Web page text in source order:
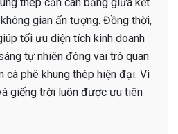
gian ấn tượng. Đồng thời,
tối ưu diện tích kinh doanh
tự nhiên đóng vai trò quan
cà phê khung thép hiện đại. Vì
giếng trời luôn được ưu tiên